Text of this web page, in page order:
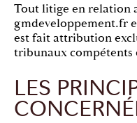
Tout litige en relation
gmdeveloppement.fr
est fait attribution
tribunaux compétents
LES